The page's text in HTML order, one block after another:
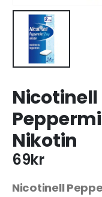
Nicotinell
Nikotin
69kr
Nicotinell